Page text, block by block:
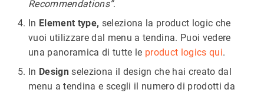
Recommendations”.
In Element type, seleziona la product logic che
vuoi utilizzare dal menu a tendina. Puoi vedere
una panoramica di tutte le product logics qui.
In Designseleziona il design che hai creato dal
menu a tendina e scegli il numero di prodotti da